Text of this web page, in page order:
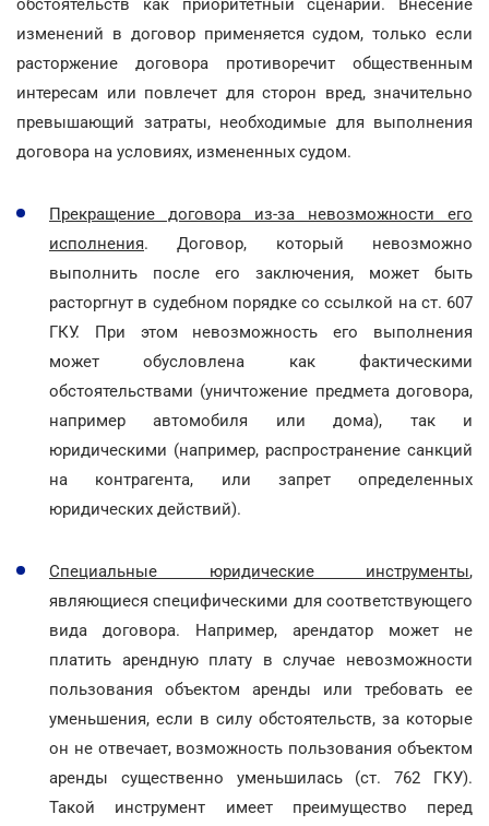
обстоятельств как приоритетный сценарий. Внесение
изменений в договор применяется судом, только если
расторжение договора противоречит общественным
интересам или повлечет для сторон вред, значительно
превышающий затраты, необходимые для выполнения
договора на условиях, измененных судом.
Прекращение договора из-за невозможности его
исполнения. Договор, который невозможно
выполнить после его заключения, может быть
расторгнут в судебном порядке со ссылкой на ст. 607
ГКУ. При этом невозможность его выполнения
может обусловлена как фактическими
обстоятельствами (уничтожение предмета договора,
например автомобиля или дома), так и
юридическими (например, распространение санкций
на контрагента, или запрет определенных
юридических действий).
Специальные юридические инструменты,
являющиеся специфическими для соответствующего
вида договора. Например, арендатор может не
платить арендную плату в случае невозможности
пользования объектом аренды или требовать ее
уменьшения, если в силу обстоятельств, за которые
он не отвечает, возможность пользования объектом
аренды существенно уменьшилась (ст. 762 ГКУ).
Такой инструмент имеет преимущество перед